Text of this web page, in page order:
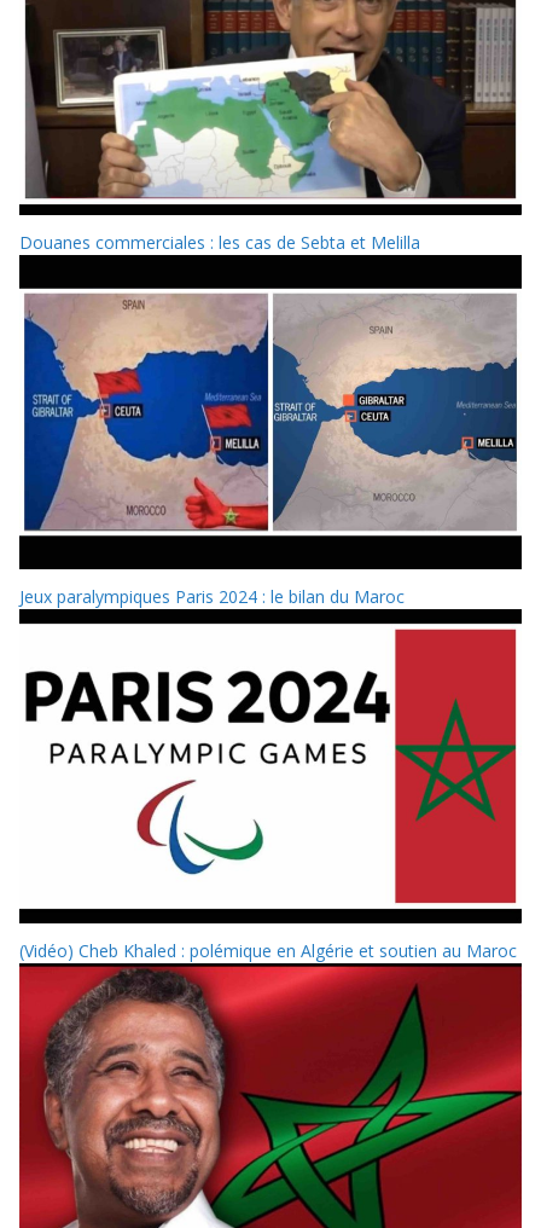
Douanes commerciales : les cas de Sebta et Melilla
Jeux paralympiques Paris 2024 : le bilan du Maroc
(Vidéo) Cheb Khaled : polémique en Algérie et soutien au Maroc